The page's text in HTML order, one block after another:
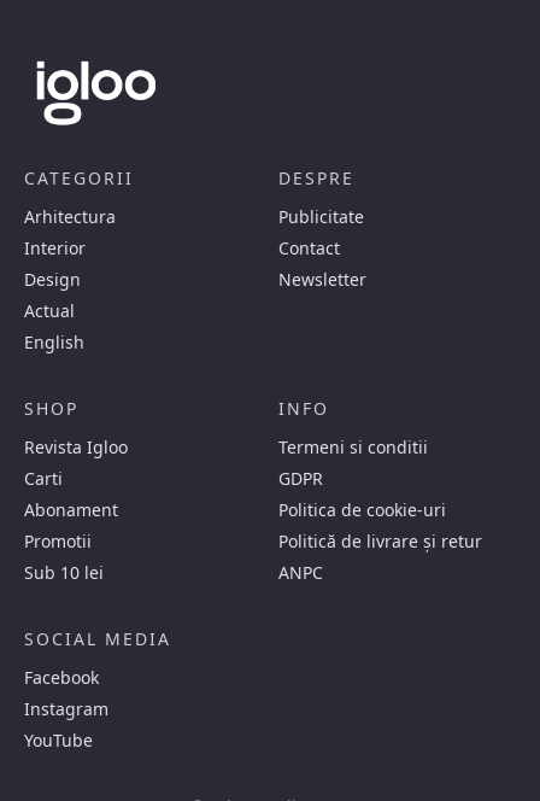
CATEGORII
Arhitectura
Interior
Design
Actual
English
DESPRE
Publicitate
Contact
Newsletter
SHOP
Revista Igloo
Carti
Abonament
Promotii
Sub 10 lei
INFO
Termeni si conditii
GDPR
Politica de cookie-uri
Politică de livrare și retur
ANPC
SOCIAL MEDIA
Facebook
Instagram
YouTube